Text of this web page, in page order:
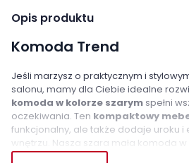
Opis produktu
Komoda Trend
Jeśli marzysz o praktycznym i
salonu, mamy dla Ciebie idealne
komoda w kolorze szarym spełni
oczekiwania. Ten kompaktowy
funkcjonalny, ale także dodaje uroku i
wnętrzu. Nasza szara mała komoda
rozwiązanie dla osób poszukujących